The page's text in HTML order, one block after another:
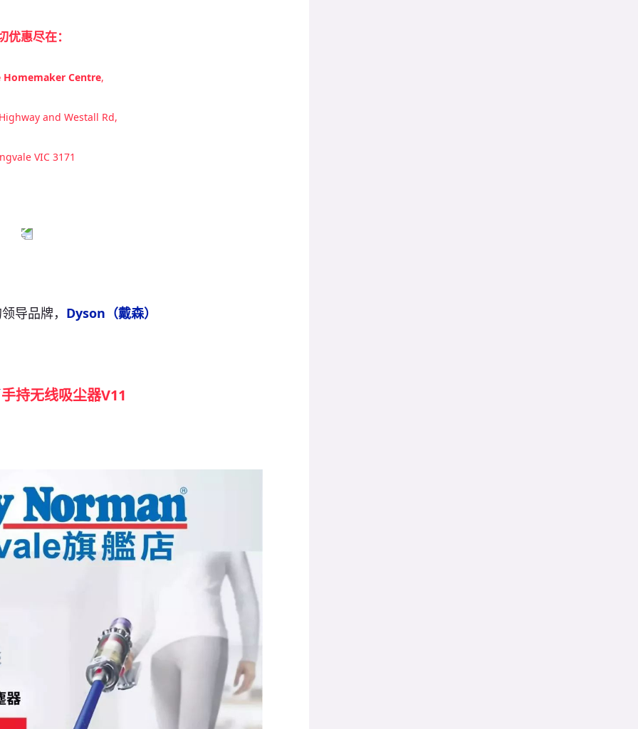
优惠尽在：
Homemaker Centre,
and Westall Rd,
VIC 3171
导品牌， Dyson（戴森）
手持无线吸尘器V11